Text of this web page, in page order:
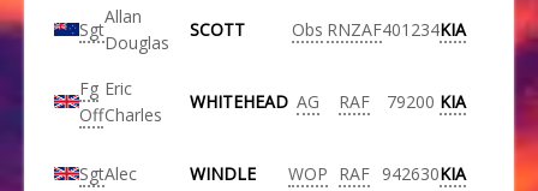
Sgt
Allan
Douglas
SCOTT Obs RNZAF401234KIA
Fg
Off
Eric
Charles
WHITEHEAD AG RAF 79200 KIA
SgtAlec WINDLE WOP RAF 942630KIA